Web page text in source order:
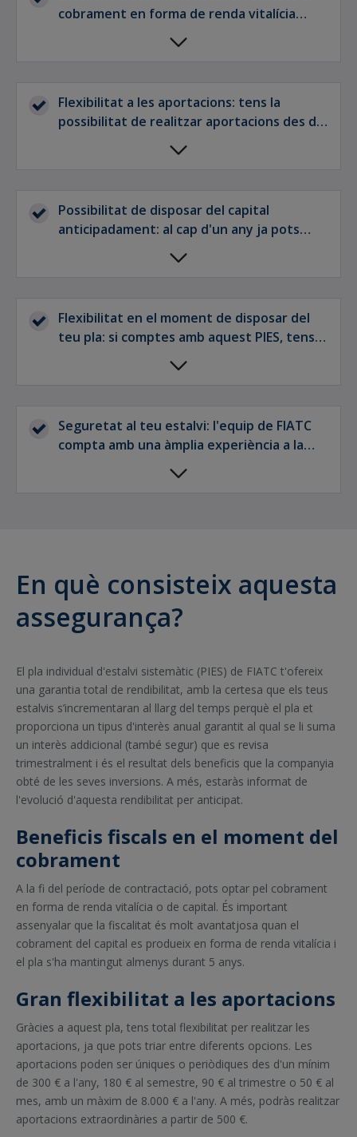
cobrament en forma de renda vitalícia
transcorreguts 5 anys, obtens interessants
Flexibilitat a les aportacions: tens la
possibilitat de realitzar aportacions des de
300 € a l'any i triar entre diverses opcions
Possibilitat de disposar del capital
anticipadament: al cap d'un any ja pots
rescatar els teus diners, si ho desitges.
Flexibilitat en el moment de disposar del
teu pla: si comptes amb aquest PIES, tens
l'opció de recuperar els teus diners en
forma de renda vitalícia o mitjançant un sol
Seguretat al teu estalvi: l'equip de FIATC
compta amb una àmplia experiència a la
gestió d'estalvi que fa que la teva inversió
estigui en bones mans.
En què consisteix aquesta
assegurança?
El pla individual d'estalvi sistemàtic (PIES) de FIATC t'ofereix
una garantia total de rendibilitat, amb la certesa que els teus
estalvis s’incrementaran al llarg del temps perquè el pla et
proporciona un tipus d'interès anual garantit al qual se li suma
un interès addicional (també segur) que es revisa
trimestralment i és el resultat dels beneficis que la companyia
obté de les seves inversions. A més, estaràs informat de
l'evolució d'aquesta rendibilitat per anticipat.
Beneficis fiscals en el moment del
cobrament
A la fi del període de contractació, pots optar pel cobrament
en forma de renda vitalícia o de capital. És important
assenyalar que la fiscalitat és molt avantatjosa quan el
cobrament del capital es produeix en forma de renda vitalícia i
el pla s'ha mantingut almenys durant 5 anys.
Gran flexibilitat a les aportacions
Gràcies a aquest pla, tens total flexibilitat per realitzar les
aportacions, ja que pots triar entre diferents opcions. Les
aportacions poden ser úniques o periòdiques des d'un mínim
de 300 € a l'any, 180 € al semestre, 90 € al trimestre o 50 € al
mes, amb un màxim de 8.000 € a l'any. A més, podràs realitzar
aportacions extraordinàries a partir de 500 €.